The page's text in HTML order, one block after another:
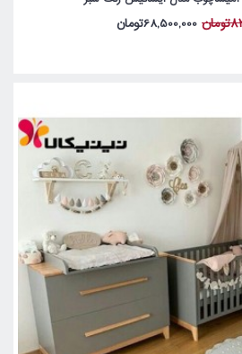
68,500,000تومان